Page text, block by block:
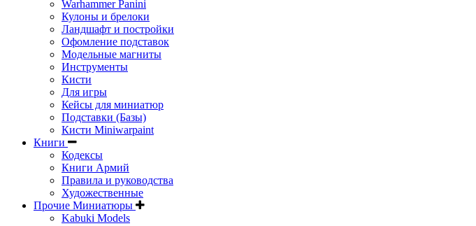
Warhammer Panini
Кулоны и брелоки
Ландшафт и постройки
Офомление подставок
Модельные магниты
Инструменты
Кисти
Для игры
Кейсы для миниатюр
Подставки (Базы)
Кисти Miniwarpaint
Книги
Кодексы
Книги Армий
Правила и руководства
Художественные
Прочие Миниатюры
Kabuki Models